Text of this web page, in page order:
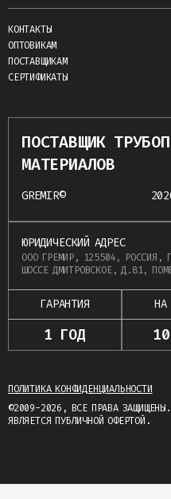
КОНТАКТЫ
ОПТОВИКАМ
ПОСТАВЩИКАМ
СЕРТИФИКАТЫ
ПОСТАВЩИК
МАТЕРИАЛОВ
GREMIR©
ЮРИДИЧЕСКИЙ АДРЕС
ООО ГРЕМИР, 125504, РОССИЯ,
ШОССЕ ДМИТРОВСКОЕ, Д.81,
ГАРАНТИЯ
1 ГОД
НА
©2009-2026, ВСЕ ПРАВА
ЯВЛЯЕТСЯ ПУБЛИЧНОЙ ОФЕРТОЙ.
ПОЛИТИКА КОНФИДЕНЦИАЛЬНОСТИ